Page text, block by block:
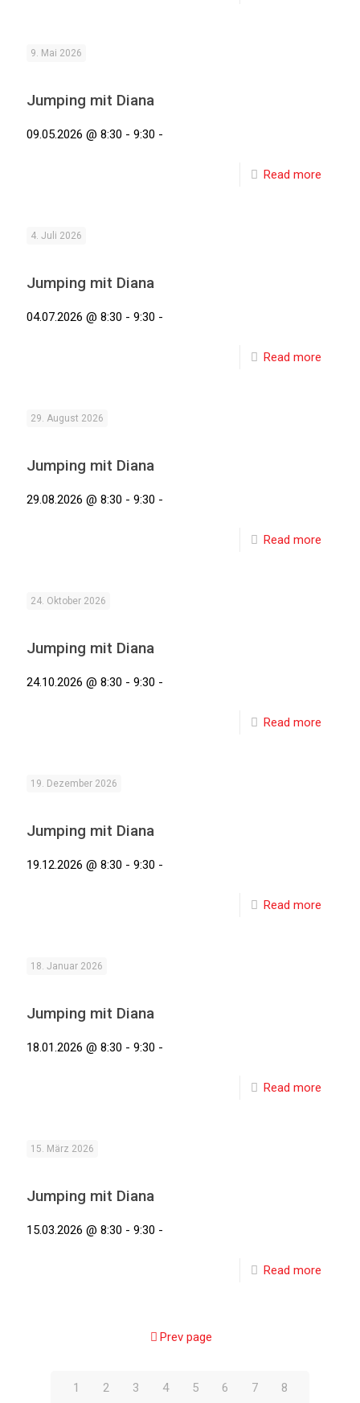
9. Mai 2026
Jumping mit Diana
09.05.2026 @ 8:30 - 9:30 -
Read more
4. Juli 2026
Jumping mit Diana
04.07.2026 @ 8:30 - 9:30 -
Read more
29. August 2026
Jumping mit Diana
29.08.2026 @ 8:30 - 9:30 -
Read more
24. Oktober 2026
Jumping mit Diana
24.10.2026 @ 8:30 - 9:30 -
Read more
19. Dezember 2026
Jumping mit Diana
19.12.2026 @ 8:30 - 9:30 -
Read more
18. Januar 2026
Jumping mit Diana
18.01.2026 @ 8:30 - 9:30 -
Read more
15. März 2026
Jumping mit Diana
15.03.2026 @ 8:30 - 9:30 -
Read more
Prev page
1 2 3 4 5 6 7 8